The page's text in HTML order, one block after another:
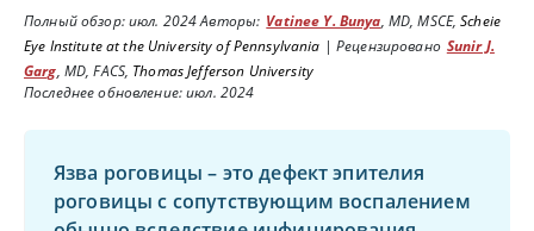
Полный обзор:июл. 2024Авторы: Vatinee Y. Bunya, MD, MSCE,Scheie
Eye Institute at the University of Pennsylvania | Рецензировано Sunir J.
Garg, MD, FACS, Thomas Jefferson University
Последнее обновление: июл. 2024
Язва роговицы – это дефект эпителия
роговицы с сопутствующим воспалением